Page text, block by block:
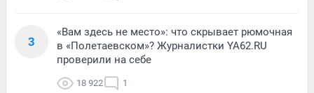
3
«Вам здесь не место»: что скрывает рюмочная
в «Полетаевском»? Журналистки YA62.RU
проверили на себе
18 922 1